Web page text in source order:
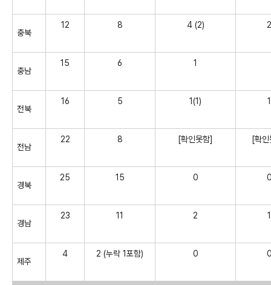
충북
12 8 4 (2) 2
충남
15 6 1
전북
16 5 1(1) 1
전남
22 8 [확인못함] [확
경북
25 15 0
경남
23 11 2 1
제주
4 2 (누락 1포함) 0